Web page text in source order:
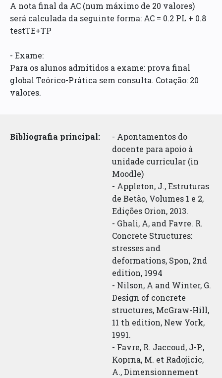
A nota final da AC (num máximo de 20 valores)
será calculada da seguinte forma: AC = 0.2 PL + 0.8
testTE+TP
- Exame:
Para os alunos admitidos a exame: prova final
global Teórico-Prática sem consulta. Cotação: 20
valores.
Bibliografia principal:
- Apontamentos do
docente para apoio à
unidade curricular (in
Moodle)
- Appleton, J., Estruturas
de Betão, Volumes 1 e 2,
Edições Orion, 2013.
- Ghali, A, and Favre. R.
Concrete Structures:
stresses and
deformations, Spon, 2nd
edition, 1994
- Nilson, A and Winter, G.
Design of concrete
structures, McGraw-Hill,
11 th edition, New York,
1991.
- Favre, R. Jaccoud, J-P.,
Koprna, M. et Radojicic,
A., Dimensionnement